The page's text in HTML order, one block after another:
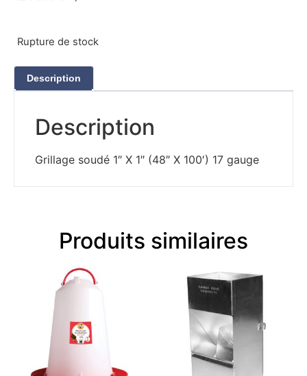
Rupture de stock
Description
Description
Grillage soudé 1″ X 1″ (48″ X 100′) 17 gauge
Produits similaires